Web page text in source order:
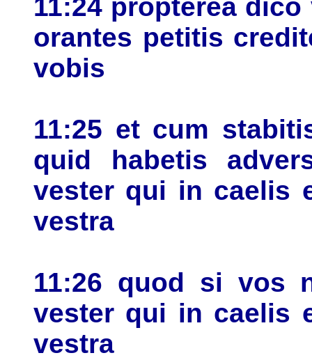
11:24 propterea
orantes petitis
vobis
11:25 et cum
quid habetis
vester qui in caelis
vestra
11:26 quod si vos
vester qui in caelis
vestra